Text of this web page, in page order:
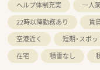
ヘルプ体制充実
一人
22時以降勤務あり
賃
空港近く
短期・スポッ
在宅
積雪なし